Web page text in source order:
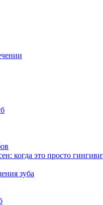
когда это просто
зуба